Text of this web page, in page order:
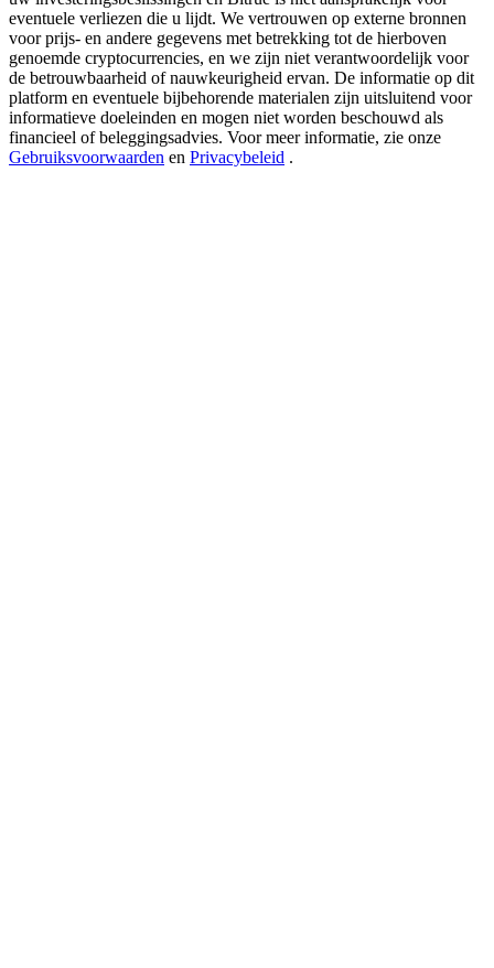
Exclusive for BitMart Users
Register & Trade to Win 500,000 USDT
eventuele verliezen die u lijdt. We vertrouwen op externe bronnen
voor prijs- en andere gegevens met betrekking tot de hierboven
genoemde cryptocurrencies, en we zijn niet verantwoordelijk voor
de betrouwbaarheid of nauwkeurigheid ervan. De informatie op dit
platform en eventuele bijbehorende materialen zijn uitsluitend voor
informatieve doeleinden en mogen niet worden beschouwd als
financieel of beleggingsadvies. Voor meer informatie, zie onze
Gebruiksvoorwaarden en Privacybeleid .